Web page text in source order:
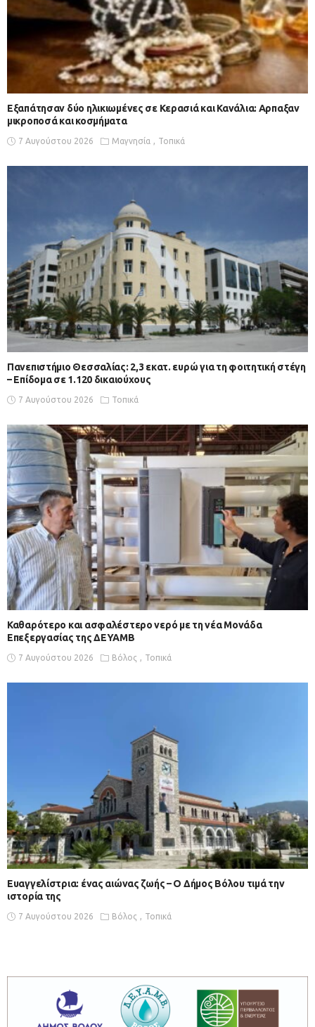
Εξαπάτησαν δύο ηλικιωμένες σε Κερασιά και Κανάλια: Αρπαξαν
μικροποσά και κοσμήματα
7 Αυγούστου 2026 Μαγνησία Τοπικά
Πανεπιστήμιο Θεσσαλίας: 2,3 εκατ. ευρώ για τη φοιτητική στέγη
– Επίδομα σε 1.120 δικαιούχους
7 Αυγούστου 2026 Τοπικά
Καθαρότερο και ασφαλέστερο νερό με τη νέα Μονάδα
Επεξεργασίας της ΔΕΥΑΜΒ
7 Αυγούστου 2026 Βόλος Τοπικά
Ευαγγελίστρια: ένας αιώνας ζωής – Ο Δήμος Βόλου τιμά την
ιστορία της
7 Αυγούστου 2026 Βόλος Τοπικά